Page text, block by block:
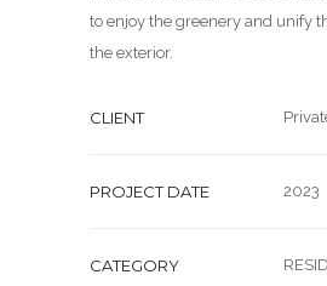
to enjoy the greenery and unify
the exterior.
CLIENT
PROJECT DATE 2023
CATEGORY